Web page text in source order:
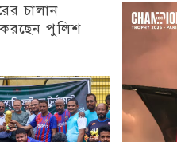
চালান
করছেন পুলিশ
Video
Player